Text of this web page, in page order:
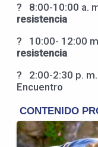
? 8:00-10:00 a.
resistencia
? 10:00- 12:00
resistencia
? 2:00-2:30 p.
Encuentro